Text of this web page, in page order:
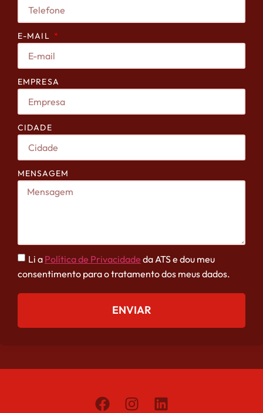
E-MAIL
EMPRESA
CIDADE
MENSAGEM
Li a Política de Privacidade da ATS e dou meu
consentimento para o tratamento dos meus dados.
ENVIAR